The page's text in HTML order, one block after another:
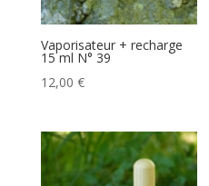
Vaporisateur + recharge
15 ml N° 39
12,00 €